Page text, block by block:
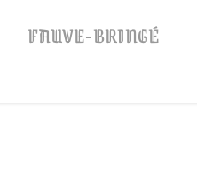
FAUVE-BRINGÉ